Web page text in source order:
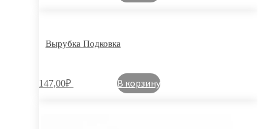
Вырубка Подковка
147,00₽ В корзину